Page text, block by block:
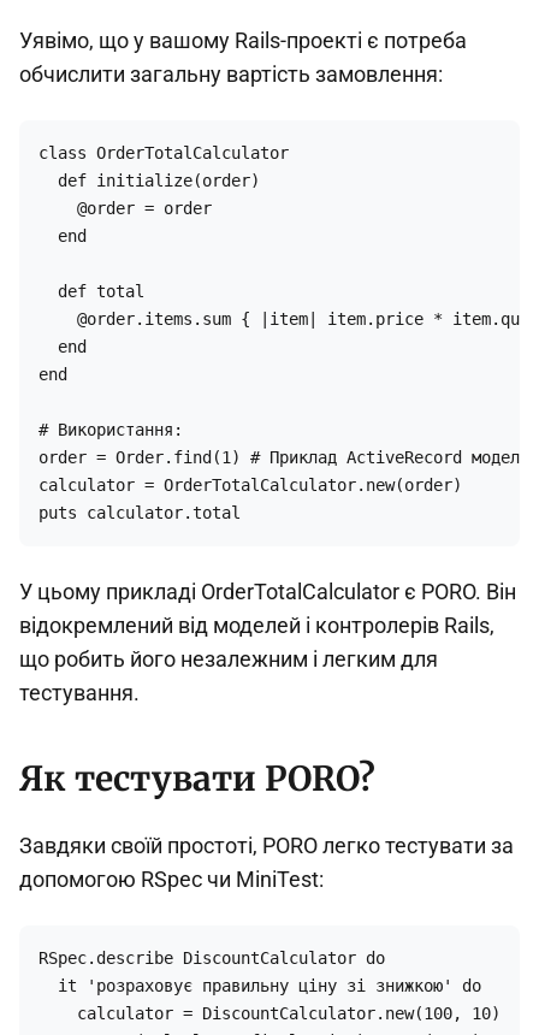
Уявімо, що у вашому Rails-проекті є потреба
обчислити загальну вартість замовлення:
class OrderTotalCalculator
  def initialize(order)
    @order = order
  end
  def total
@order.items.sum { |item| item.price *
  end
end
# Використання:
order = Order.find(1) # Приклад ActiveRecord моделі
calculator = OrderTotalCalculator.new(order)
puts calculator.total
У цьому прикладі OrderTotalCalculator є PORO. Він
відокремлений від моделей і контролерів Rails,
що робить його незалежним і легким для
тестування.
Як тестувати PORO?
Завдяки своїй простоті, PORO легко тестувати за
допомогою RSpec чи MiniTest:
RSpec.describe DiscountCalculator do
  it 'розраховує правильну ціну зі знижкою' do
    calculator = DiscountCalculator.new(100, 10)